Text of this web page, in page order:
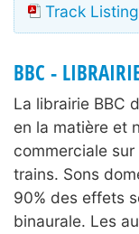
Track
BBC -
La librairie BBC
en la matière et
commerciale
trains. Sons
90% des effets
binaurale. Les